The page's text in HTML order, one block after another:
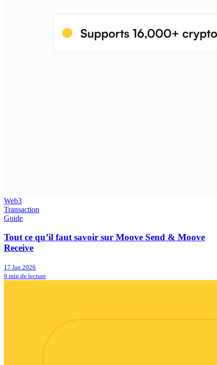
Web3
Transaction
Guide
Tout ce qu’il faut savoir sur Moove Send & Moove
Receive
17 Jan 2026
9 min de lecture